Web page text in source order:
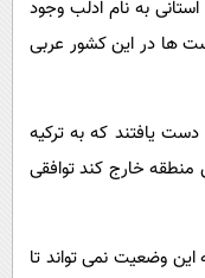
به نام ادلب وجود
ها در این کشور عربی
دست یافتند که به ترکیه
منطقه خارج کند توافقی
این وضعیت نمی تواند تا